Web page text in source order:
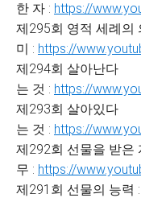
한 자 : https://
제295회 영적 세례의
미 : https://
제294회 살아난다
는 것 : https://
제293회 살아있다
는 것 : https://
제292회 선물을 받은
무 : https://
제291회 선물의 능력 :